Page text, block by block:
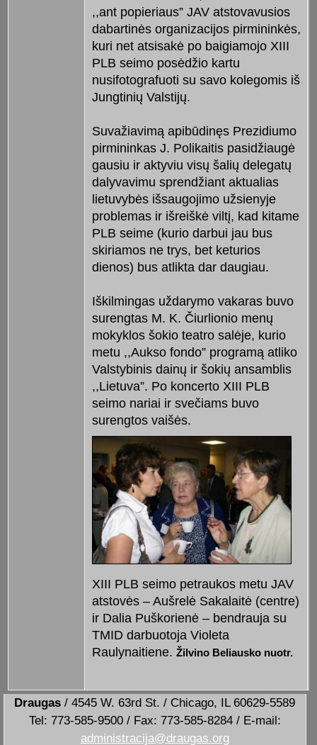
,,ant popieriaus” JAV atstovavusios
dabartinės organizacijos pirmininkės,
kuri net atsisakė po baigiamojo XIII
PLB seimo posėdžio kartu
nusifotografuoti su savo kolegomis iš
Jungtinių Valstijų.
Suvažiavimą apibūdinęs Prezidiumo
pirmininkas J. Polikaitis pasidžiaugė
gausiu ir aktyviu visų šalių delegatų
dalyvavimu sprendžiant aktualias
lietuvybės išsaugojimo užsienyje
problemas ir išreiškė viltį, kad kitame
PLB seime (kurio darbui jau bus
skiriamos ne trys, bet keturios
dienos) bus atlikta dar daugiau.
Iškilmingas uždarymo vakaras buvo
surengtas M. K. Čiurlionio menų
mokyklos šokio teatro salėje, kurio
metu ,,Aukso fondo” programą atliko
Valstybinis dainų ir šokių ansamblis
,,Lietuva”. Po koncerto XIII PLB
seimo nariai ir svečiams buvo
surengtos vaišės.
XIII PLB seimo petraukos metu JAV
atstovės – Aušrelė Sakalaitė (centre)
ir Dalia Puškorienė – bendrauja su
TMID darbuotoja Violeta
Raulynaitiene. Žilvino Beliausko nuotr.
Draugas / 4545 W. 63rd St. / Chicago, IL 60629-5589
Tel: 773-585-9500 / Fax: 773-585-8284 / E-mail:
administracija@draugas.org